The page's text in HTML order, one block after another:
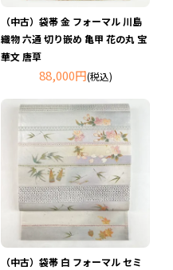
（中古）袋帯 金 フォーマル 川島
織物 六通 切り嵌め 亀甲 花の丸 宝
華文 唐草
88,000円(税込)
（中古）袋帯 白 フォーマル セミ